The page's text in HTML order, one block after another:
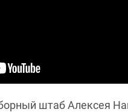
штаб Алексея